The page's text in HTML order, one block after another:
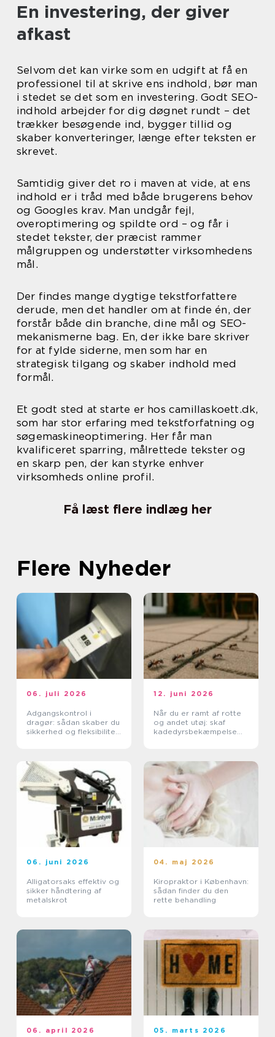
En investering, der giver
afkast
Selvom det kan virke som en udgift at få en
professionel til at skrive ens indhold, bør man
i stedet se det som en investering. Godt SEO-
indhold arbejder for dig døgnet rundt – det
trækker besøgende ind, bygger tillid og
skaber konverteringer, længe efter teksten er
skrevet.
Samtidig giver det ro i maven at vide, at ens
indhold er i tråd med både brugerens behov
og Googles krav. Man undgår fejl,
overoptimering og spildte ord – og får i
stedet tekster, der præcist rammer
målgruppen og understøtter virksomhedens
mål.
Der findes mange dygtige tekstforfattere
derude, men det handler om at finde én, der
forstår både din branche, dine mål og SEO-
mekanismerne bag. En, der ikke bare skriver
for at fylde siderne, men som har en
strategisk tilgang og skaber indhold med
formål.
Et godt sted at starte er hos camillaskoett.dk,
som har stor erfaring med tekstforfatning og
søgemaskineoptimering. Her får man
kvalificeret sparring, målrettede tekster og
en skarp pen, der kan styrke enhver
virksomheds online profil.
Få læst flere indlæg her
Flere Nyheder
06. juli 2026
Adgangskontrol i
dragør: sådan skaber du
sikkerhed og fleksibilitet
12. juni 2026
Når du er ramt af rotte
og andet utøj: skaf
kadedyrsbekæmpelse
06. juni 2026
Alligatorsaks effektiv og
sikker håndtering af
metalskrot
04. maj 2026
Kiropraktor i København:
sådan finder du den
rette behandling
06. april 2026 05. marts 2026